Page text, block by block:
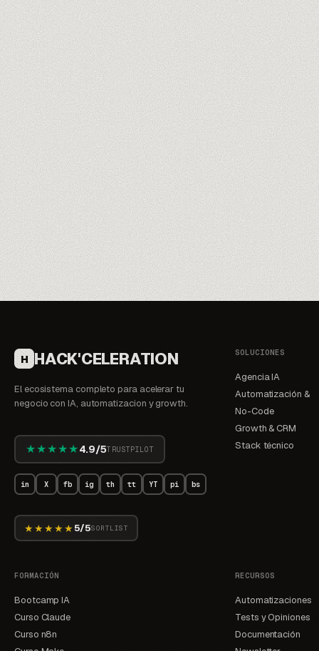
Reservar la auditoría gratis 60min →
H HACK'CELERATION
El ecosistema completo para acelerar tu
negocio con IA, automatizacion y growth.
★★★★★4.9/5TRUSTPILOT
in X fb ig th tt YT pi bs
★★★★★ 5/5SORTLIST
SOLUCIONES
Agencia IA
Automatización &
No-Code
Growth & CRM
Stack técnico
FORMACIÓN
Bootcamp IA
Curso Claude
Curso n8n
RECURSOS
Automatizaciones
Tests y Opiniones
Documentación